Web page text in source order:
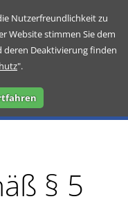
Nutzerfreundlichkeit zu
Website stimmen Sie dem
deren Deaktivierung finden
".
§ 5